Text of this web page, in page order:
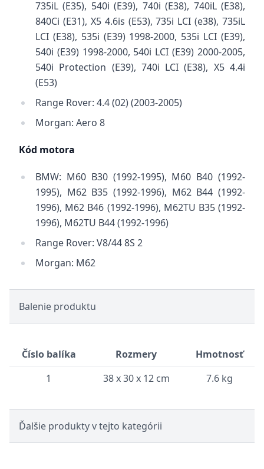
735iL (E35), 540i (E39), 740i (E38), 740iL (E38),
840Ci (E31), X5 4.6is (E53), 735i LCI (e38), 735iL
LCI (E38), 535i (E39) 1998-2000, 535i LCI (E39),
540i (E39) 1998-2000, 540i LCI (E39) 2000-2005,
540i Protection (E39), 740i LCI (E38), X5 4.4i
(E53)
Range Rover: 4.4 (02) (2003-2005)
Morgan: Aero 8
Kód motora
BMW: M60 B30 (1992-1995), M60 B40 (1992-
1995), M62 B35 (1992-1996), M62 B44 (1992-
1996), M62 B46 (1992-1996), M62TU B35 (1992-
1996), M62TU B44 (1992-1996)
Range Rover: V8/44 8S 2
Morgan: M62
Balenie produktu
Číslo balíka Rozmery
Hmotnosť
1
38 x 30 x 12 cm 7.6 kg
Ďalšie produkty v tejto kategórii